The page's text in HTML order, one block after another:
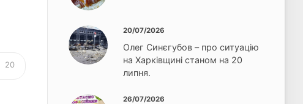
20
20/07/2026
Олег Синєгубов – про ситуацію
на Харківщині станом на 20
липня.
26/07/2026